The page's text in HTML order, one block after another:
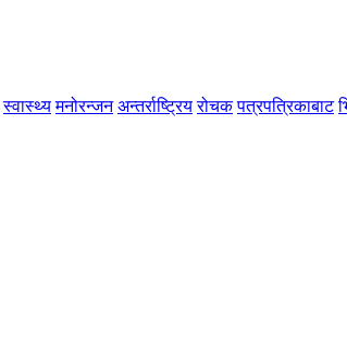
स्वास्थ्य मनोरन्जन अन्तर्राष्ट्रिय रोचक पत्रपत्रिकाबाट